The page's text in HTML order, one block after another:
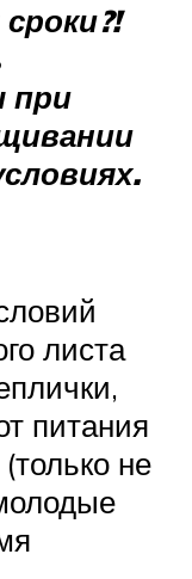
при
листа
питания
не